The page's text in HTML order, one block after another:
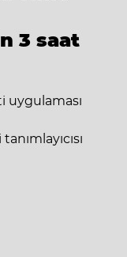
3 saat
uygulaması